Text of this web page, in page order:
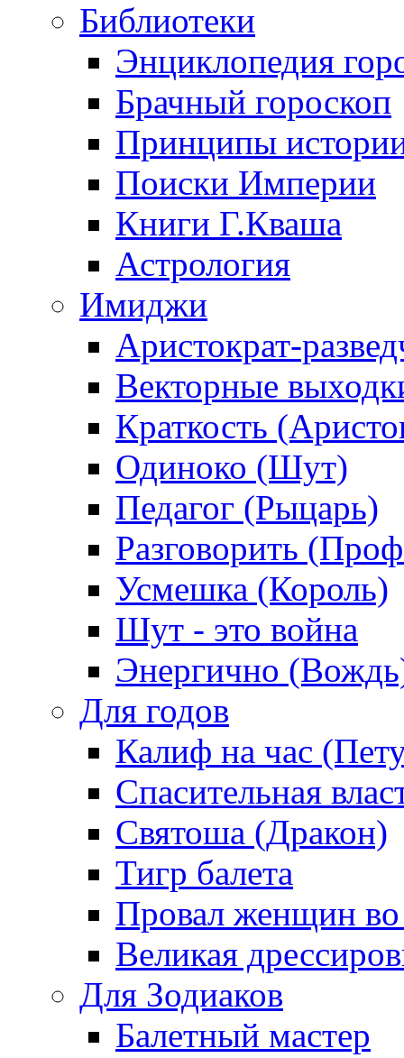
Библиотеки
Энциклопедия
Брачный гороскоп
Принципы
Поиски Империи
Книги Г.Кваша
Астрология
Имиджи
Аристократ-
Векторные
Краткость
Одиноко (Шут)
Педагог (Рыцарь)
Разговорить
Усмешка (Король)
Шут - это война
Энергично
Для годов
Калиф на час
Спасительная
Святоша (Дракон)
Тигр балета
Провал женщин во
Великая
Для Зодиаков
Балетный мастер